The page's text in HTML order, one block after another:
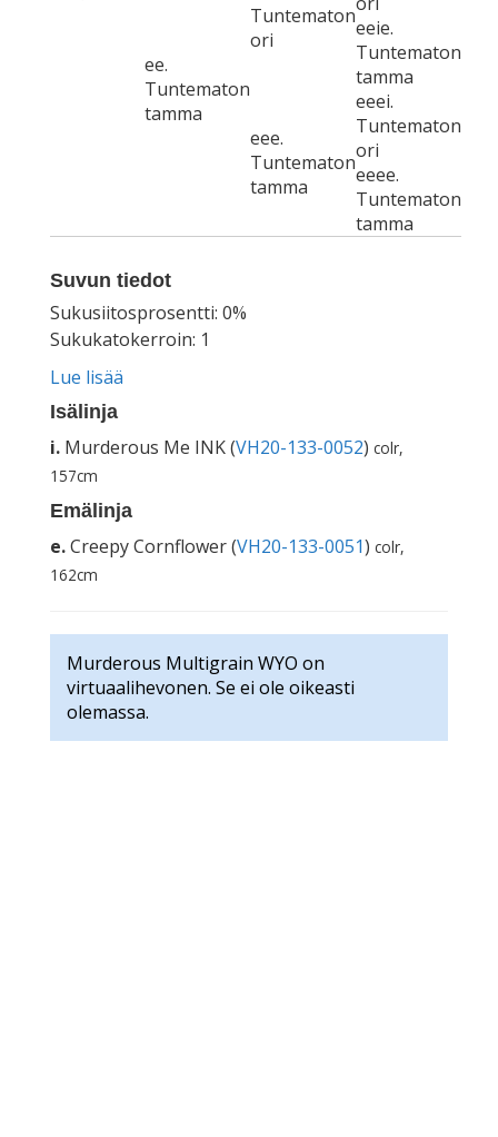
ee.
Tuntematon
tamma
Tuntematon
ori
eeie.
Tuntematon
tamma
eee.
Tuntematon
tamma
eeei.
Tuntematon
ori
eeee.
Tuntematon
tamma
Suvun tiedot
Sukusiitosprosentti: 0%
Sukukatokerroin: 1
Lue lisää
Isälinja
i. Murderous Me INK (VH20-133-0052) colr,
157cm
Emälinja
e.Creepy Cornflower (VH20-133-0051) colr,
162cm
Murderous Multigrain WYO on
virtuaalihevonen. Se ei ole oikeasti
olemassa.